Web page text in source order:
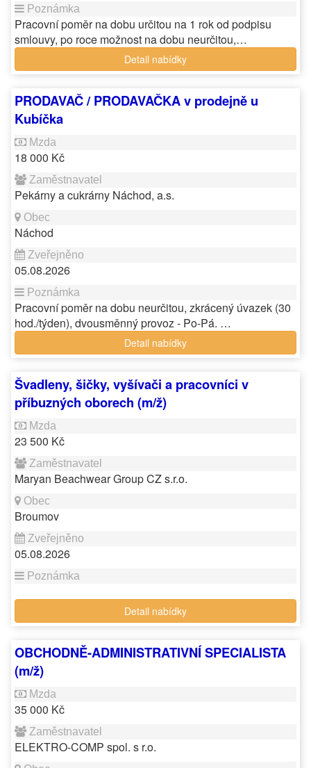
Pracovní poměr na dobu určitou na 1 rok od podpisu
smlouvy, po roce možnost na dobu neurčitou,…
Detail nabídky
PRODAVAČ / PRODAVAČKA v prodejně u
Kubíčka
18 000 Kč
Pekárny a cukrárny Náchod, a.s.
Náchod
05.08.2026
Pracovní poměr na dobu neurčitou, zkrácený úvazek (30
hod./týden), dvousměnný provoz - Po-Pá. …
Detail nabídky
Švadleny, šičky, vyšívači a pracovníci v
příbuzných oborech (m/ž)
23 500 Kč
Maryan Beachwear Group CZ s.r.o.
Broumov
05.08.2026
Detail nabídky
OBCHODNĚ-ADMINISTRATIVNÍ SPECIALISTA
(m/ž)
35 000 Kč
ELEKTRO-COMP spol. s r.o.